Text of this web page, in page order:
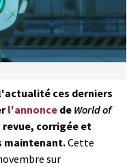
ces derniers
l'annonce de World of
revue, corrigée et
maintenant.Cette
sur